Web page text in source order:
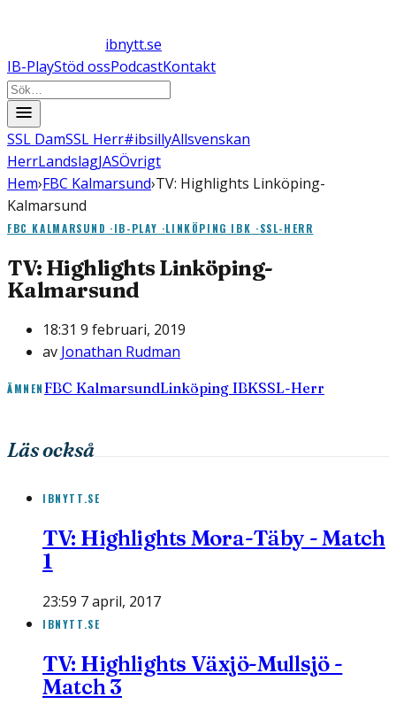
ibnytt.se
IB-PlayStöd ossPodcastKontakt
SSL DamSSL Herr#ibsillyAllsvenskan
HerrLandslagJASÖvrigt
Hem›FBC Kalmarsund›TV: Highlights Linköping-
Kalmarsund
FBC KALMARSUND ·IB-PLAY ·LINKÖPING IBK ·SSL-HERR
TV: Highlights Linköping-
Kalmarsund
18:31 9 februari, 2019
av Jonathan Rudman
ÄMNEN FBC KalmarsundLinköping IBKSSL-Herr
Läs också
IBNYTT.SE
TV: Highlights Mora-Täby - Match
1
23:59 7 april, 2017
IBNYTT.SE
TV: Highlights Växjö-Mullsjö -
Match 3